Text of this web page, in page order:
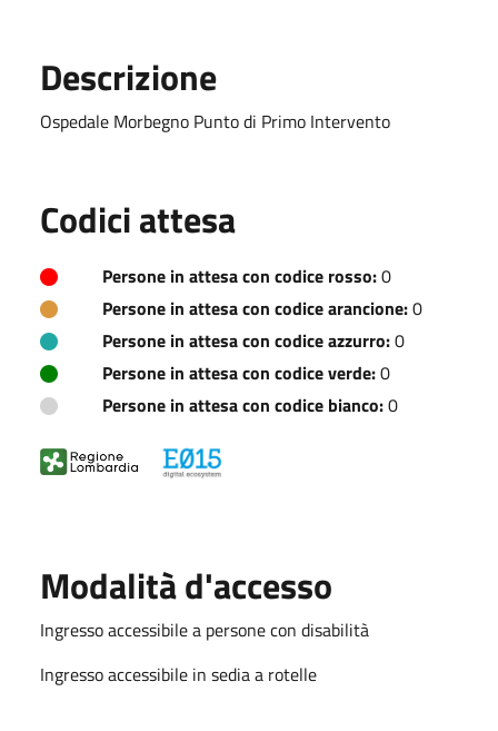
Descrizione
Ospedale Morbegno Punto di Primo Intervento
Codici attesa
Persone in attesa con codice rosso:0
Persone in attesa con codice arancione:0
Persone in attesa con codice azzurro:0
Persone in attesa con codice verde:0
Persone in attesa con codice bianco:0
Modalità d'accesso
Ingresso accessibile a persone con disabilità
Ingresso accessibile in sedia a rotelle